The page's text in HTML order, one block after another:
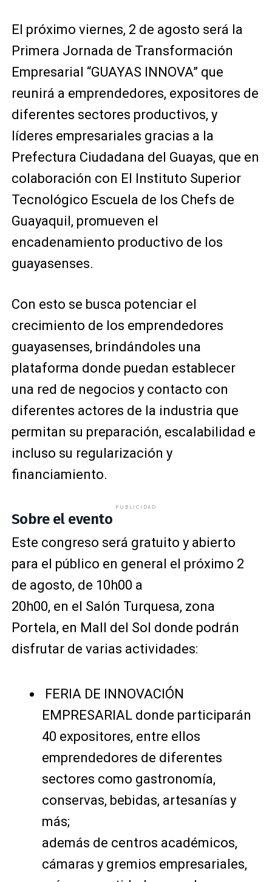
El próximo viernes, 2 de agosto será la
Primera Jornada de Transformación
Empresarial “GUAYAS INNOVA” que
reunirá a emprendedores, expositores de
diferentes sectores productivos, y
líderes empresariales gracias a la
Prefectura Ciudadana del Guayas, que en
colaboración con El Instituto Superior
Tecnológico Escuela de los Chefs de
Guayaquil, promueven el
encadenamiento productivo de los
guayasenses.
Con esto se busca potenciar el
crecimiento de los emprendedores
guayasenses, brindándoles una
plataforma donde puedan establecer
una red de negocios y contacto con
diferentes actores de la industria que
permitan su preparación, escalabilidad e
incluso su regularización y
financiamiento.
PUBLICIDAD
Sobre el evento
Este congreso será gratuito y abierto
para el público en general el próximo 2
de agosto, de 10h00 a
20h00, en el Salón Turquesa, zona
Portela, en Mall del Sol donde podrán
disfrutar de varias actividades:
FERIA DE INNOVACIÓN
EMPRESARIAL donde participarán
40 expositores, entre ellos
emprendedores de diferentes
sectores como gastronomía,
conservas, bebidas, artesanías y
más;
además de centros académicos,
cámaras y gremios empresariales,